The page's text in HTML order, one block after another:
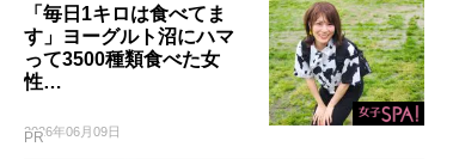
「毎日1キロは食べてま
す」ヨーグルト沼にハマ
って3500種類食べた女
性…
2026年06月09日
PR